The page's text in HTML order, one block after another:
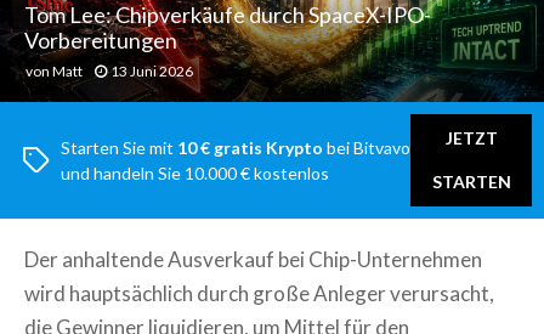
Tom Lee: Chipverkäufe durch SpaceX-IPO-
Vorbereitungen
von Matt 13 Juni 2026
Starten Sie mit 10 € gratis Krypto bei Bitvavo
und handeln Sie 10.000 € kostenlos
JETZT
STARTEN
Der anhaltende Ausverkauf bei Chip-Unternehmen
wird hauptsächlich durch große Anleger verursacht,
die Gewinner liquidieren, um Mittel für den